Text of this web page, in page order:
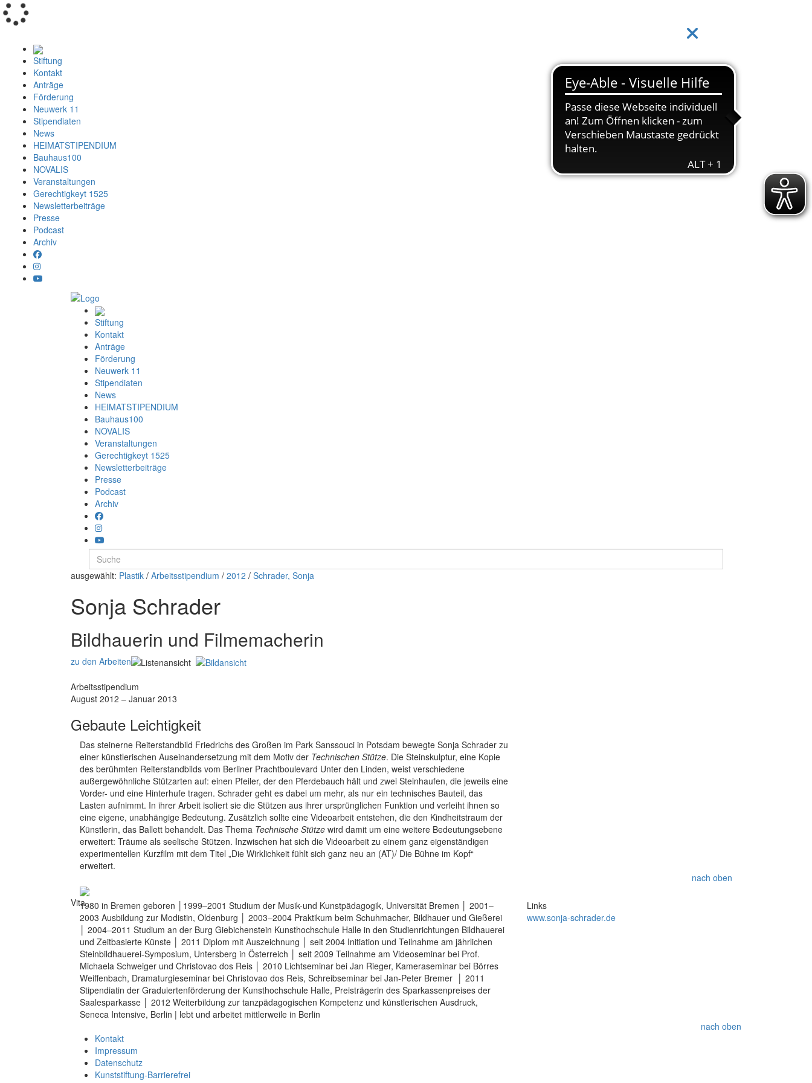
Stiftung
Kontakt
Anträge
Förderung
Neuwerk 11
Stipendiaten
News
HEIMATSTIPENDIUM
Bauhaus100
NOVALIS
Veranstaltungen
Gerechtigkeyt 1525
Newsletterbeiträge
Presse
Podcast
Archiv
Stiftung
Kontakt
Anträge
Förderung
Neuwerk 11
Stipendiaten
News
HEIMATSTIPENDIUM
Bauhaus100
NOVALIS
Veranstaltungen
Gerechtigkeyt 1525
Newsletterbeiträge
Presse
Podcast
Archiv
ausgewählt: Plastik / Arbeitsstipendium / 2012 / Schrader, Sonja
Sonja Schrader
Bildhauerin und Filmemacherin
zu den Arbeiten
Arbeitsstipendium
August 2012 – Januar 2013
Gebaute Leichtigkeit
Das steinerne Reiterstandbild Friedrichs des Großen im Park Sanssouci in Potsdam bewegte Sonja Schrader zu
einer künstlerischen Auseinandersetzung mit dem Motiv der Technischen Stütze. Die Steinskulptur, eine Kopie
des berühmten Reiterstandbilds vom Berliner Prachtboulevard Unter den Linden, weist verschiedene
außergewöhnliche Stützarten auf: einen Pfeiler, der den Pferdebauch hält und zwei Steinhaufen, die jeweils eine
Vorder- und eine Hinterhufe tragen. Schrader geht es dabei um mehr, als nur ein technisches Bauteil, das
Lasten aufnimmt. In ihrer Arbeit isoliert sie die Stützen aus ihrer ursprünglichen Funktion und verleiht ihnen so
eine eigene, unabhängige Bedeutung. Zusätzlich sollte eine Videoarbeit entstehen, die den Kindheitstraum der
Künstlerin, das Ballett behandelt. Das Thema Technische Stütze wird damit um eine weitere Bedeutungsebene
erweitert: Träume als seelische Stützen. Inzwischen hat sich die Videoarbeit zu einem ganz eigenständigen
experimentellen Kurzfilm mit dem Titel „Die Wirklichkeit fühlt sich ganz neu an (AT)/ Die Bühne im Kopf“
erweitert.
nach oben
Vita1980 in Bremen geboren │1999–2001 Studium der Musik-und Kunstpädagogik, Universität Bremen │ 2001–
2003 Ausbildung zur Modistin, Oldenburg │ 2003–2004 Praktikum beim Schuhmacher, Bildhauer und Gießerei
│ 2004–2011 Studium an der Burg Giebichenstein Kunsthochschule Halle in den Studienrichtungen Bildhauerei
und Zeitbasierte Künste │ 2011 Diplom mit Auszeichnung │ seit 2004 Initiation und Teilnahme am jährlichen
Steinbildhauerei-Symposium, Untersberg in Österreich │ seit 2009 Teilnahme am Videoseminar bei Prof.
Michaela Schweiger und Christovao dos Reis │ 2010 Lichtseminar bei Jan Rieger, Kameraseminar bei Börres
Weiffenbach, Dramaturgieseminar bei Christovao dos Reis, Schreibseminar bei Jan-Peter Bremer │ 2011
Stipendiatin der Graduiertenförderung der Kunsthochschule Halle, Preisträgerin des Sparkassenpreises der
Saalesparkasse │ 2012 Weiterbildung zur tanzpädagogischen Kompetenz und künstlerischen Ausdruck,
Seneca Intensive, Berlin | lebt und arbeitet mittlerweile in Berlin
Links
www.sonja-schrader.de
nach oben
Kontakt
Impressum
Datenschutz
Kunststiftung-Barrierefrei